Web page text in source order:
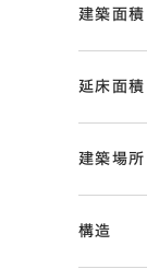
建築面積
延床面積
建築場所
構造